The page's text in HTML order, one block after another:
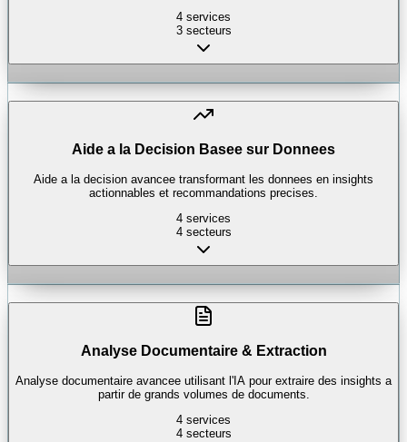
4 services
3secteurs
Aide a la Decision Basee sur Donnees
Aide a la decision avancee transformant les donnees en insights
actionnables et recommandations precises.
4 services
4secteurs
Analyse Documentaire & Extraction
Analyse documentaire avancee utilisant l'IA pour extraire des insights a
partir de grands volumes de documents.
4 services
4secteurs